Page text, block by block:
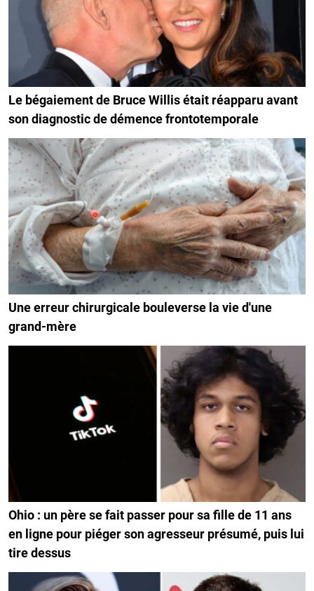
Le bégaiement de Bruce Willis était réapparu avant
son diagnostic de démence frontotemporale
Une erreur chirurgicale bouleverse la vie d'une
grand-mère
Ohio : un père se fait passer pour sa fille de 11 ans
en ligne pour piéger son agresseur présumé, puis lui
tire dessus